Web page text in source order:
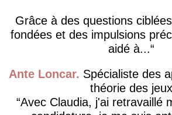
Grâce à des questions
fondées et des impulsions
aidé à...
Ante Loncar
Spécialiste des
théorie des jeux
Avec Claudia, j'ai retravaillé